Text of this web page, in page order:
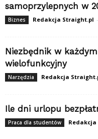
samoprzylepnych w
Biznes Redakcja Straight.pl -
Niezbędnik w
wielofunkcyjny
Narzędzia Redakcja
Ile dni urlopu
Praca dla studentów Redakcja